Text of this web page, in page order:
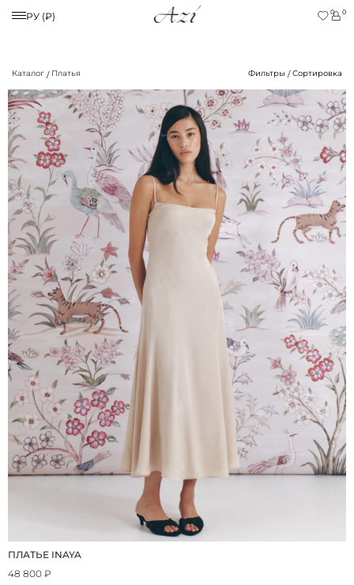
РУ (₽) 0 0
Каталог Платья Фильтры Сортировка
ПЛАТЬЕ INAYA
48 800 ₽